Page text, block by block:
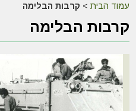
עמוד הבית > קרבות הבלימה
קרבות הבלימה